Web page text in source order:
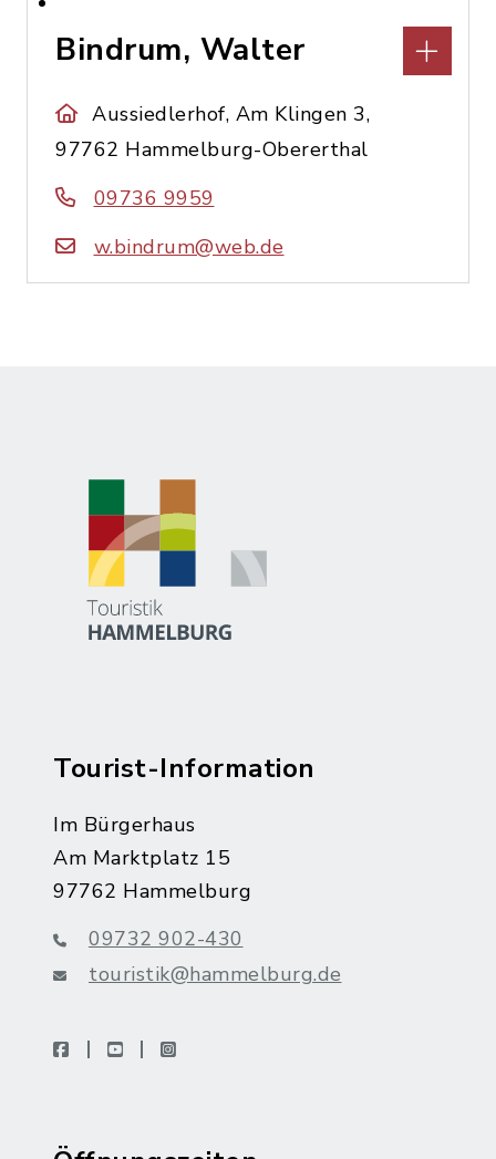
Bindrum, Walter
Aussiedlerhof, Am Klingen 3,
97762 Hammelburg-Obererthal
09736 9959
w.bindrum@web.de
Tourist-Information
Im Bürgerhaus
Am Marktplatz 15
97762 Hammelburg
09732 902-430
touristik@hammelburg.de
facebookyoutubeinstagram